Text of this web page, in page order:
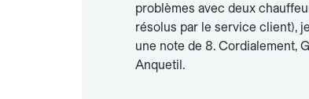
problèmes avec deux
résolus par le service client),
une note de 8. Cordialement,
Anquetil.